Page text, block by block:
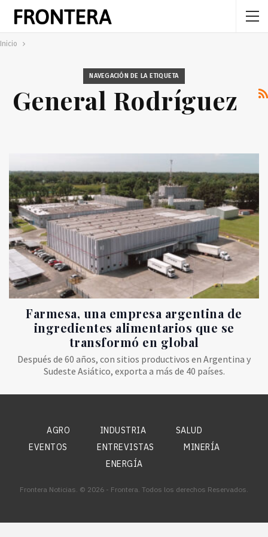
Inicio
NAVEGACIÓN DE LA ETIQUETA
General Rodríguez
Farmesa, una empresa argentina de
ingredientes alimentarios que se
transformó en global
Después de 60 años, con sitios productivos en Argentina y
Sudeste Asiático, exporta a más de 40 países.
AGRO INDUSTRIA
SALUD
EVENTOS
ENTREVISTAS
MINERÍA
ENERGÍA
Frontera Noticias. © 2026 - Frontera. Todos los derechos Reservados.